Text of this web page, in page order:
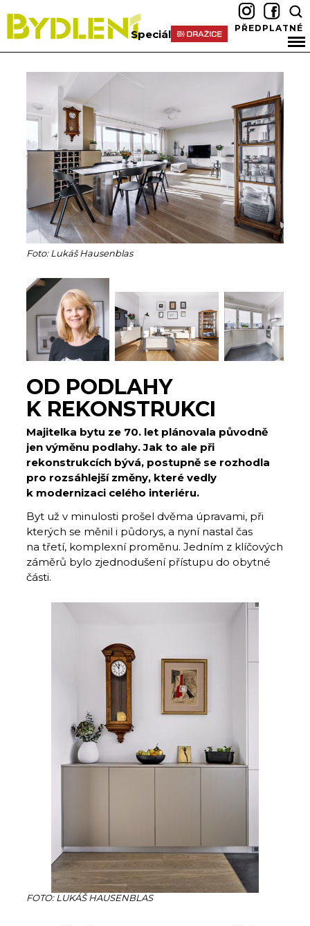
Speciál PŘEDPLATNÉ
Foto: Lukáš Hausenblas
OD PODLAHY
K REKONSTRUKCI
Majitelka bytu ze 70. let plánovala původně
jen výměnu podlahy. Jak to ale při
rekonstrukcích bývá, postupně se rozhodla
pro rozsáhlejší změny, které vedly
k modernizaci celého interiéru.
Byt už v minulosti prošel dvěma úpravami, při
kterých se měnil i půdorys, a nyní nastal čas
na třetí, komplexní proměnu. Jedním z klíčových
záměrů bylo zjednodušení přístupu do obytné
části.
FOTO: LUKÁŠ HAUSENBLAS